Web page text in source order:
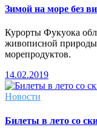
Зимой на море без
Курорты Фукуока
живописной
морепродуктов.
14.02.2019
Новости
Билеты в лето со